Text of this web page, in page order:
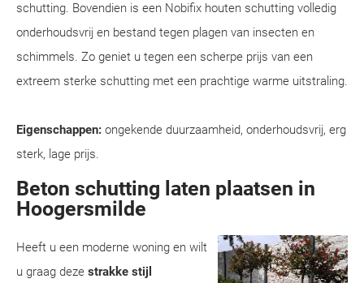
schutting. Bovendien is een Nobifix houten schutting volledig
onderhoudsvrij en bestand tegen plagen van insecten en
schimmels. Zo geniet u tegen een scherpe prijs van een
extreem sterke schutting met een prachtige warme uitstraling.
Eigenschappen: ongekende duurzaamheid, onderhoudsvrij, erg
sterk, lage prijs.
Beton schutting laten plaatsen in
Hoogersmilde
Heeft u een moderne woning en wilt
u graag deze strakke stijl